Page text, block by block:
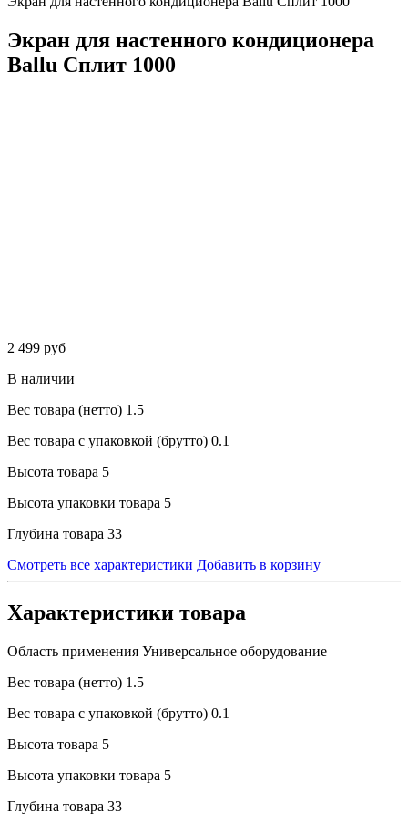
Экран для настенного кондиционера
Ballu Сплит 1000
2 499 руб
В наличии
Вес товара (нетто) 1.5
Вес товара с упаковкой (брутто) 0.1
Высота товара 5
Высота упаковки товара 5
Глубина товара 33
Смотреть все характеристики Добавить в корзину
Характеристики товара
Область применения Универсальное оборудование
Вес товара (нетто) 1.5
Вес товара с упаковкой (брутто) 0.1
Высота товара 5
Высота упаковки товара 5
Глубина товара 33